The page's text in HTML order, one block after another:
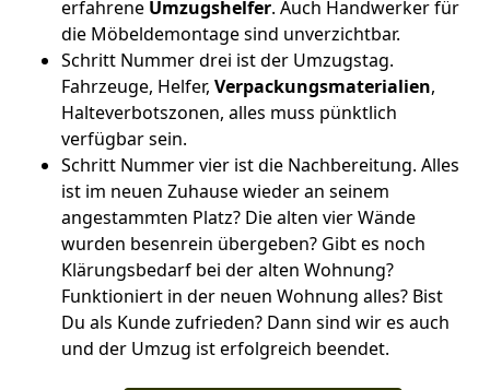
erfahrene Umzugshelfer. Auch Handwerker für
die Möbeldemontage sind unverzichtbar.
Schritt Nummer drei ist der Umzugstag.
Fahrzeuge, Helfer, Verpackungsmaterialien,
Halteverbotszonen, alles muss pünktlich
verfügbar sein.
Schritt Nummer vier ist die Nachbereitung. Alles
ist im neuen Zuhause wieder an seinem
angestammten Platz? Die alten vier Wände
wurden besenrein übergeben? Gibt es noch
Klärungsbedarf bei der alten Wohnung?
Funktioniert in der neuen Wohnung alles? Bist
Du als Kunde zufrieden? Dann sind wir es auch
und der Umzug ist erfolgreich beendet.